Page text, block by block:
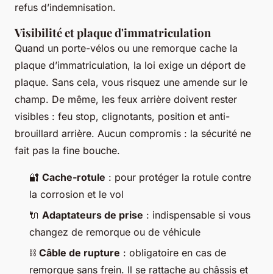
refus d’indemnisation.
Visibilité et plaque d'immatriculation
Quand un porte-vélos ou une remorque cache la
plaque d’immatriculation, la loi exige un déport de
plaque. Sans cela, vous risquez une amende sur le
champ. De même, les feux arrière doivent rester
visibles : feu stop, clignotants, position et anti-
brouillard arrière. Aucun compromis : la sécurité ne
fait pas la fine bouche.
🔐 Cache-rotule : pour protéger la rotule contre
la corrosion et le vol
🔌 Adaptateurs de prise : indispensable si vous
changez de remorque ou de véhicule
⛓️ Câble de rupture : obligatoire en cas de
remorque sans frein. Il se rattache au châssis et